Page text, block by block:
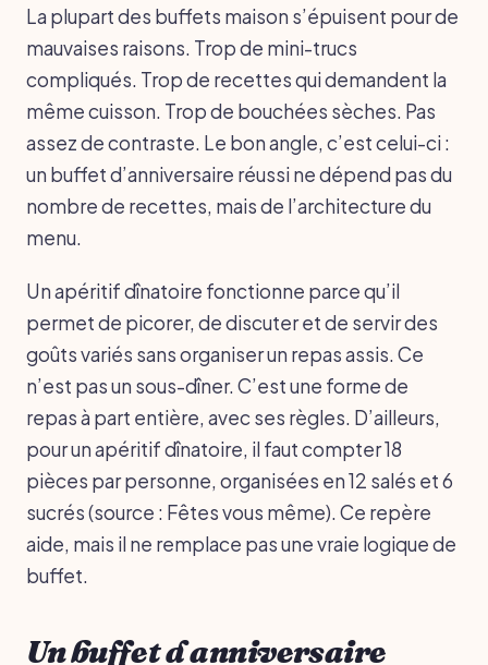
La plupart des buffets maison s’épuisent pour de
mauvaises raisons. Trop de mini-trucs
compliqués. Trop de recettes qui demandent la
même cuisson. Trop de bouchées sèches. Pas
assez de contraste. Le bon angle, c’est celui-ci :
un buffet d’anniversaire réussi ne dépend pas du
nombre de recettes, mais de l’architecture du
menu.
Un apéritif dînatoire fonctionne parce qu’il
permet de picorer, de discuter et de servir des
goûts variés sans organiser un repas assis. Ce
n’est pas un sous-dîner. C’est une forme de
repas à part entière, avec ses règles. D’ailleurs,
pour un apéritif dînatoire, il faut compter 18
pièces par personne, organisées en 12 salés et 6
sucrés (source : Fêtes vous même). Ce repère
aide, mais il ne remplace pas une vraie logique de
buffet.
Un buffet d anniversaire